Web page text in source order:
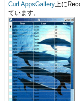
Curl AppsGallery上に
ています。